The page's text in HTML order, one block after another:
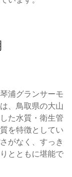
浦グランサーモ
、鳥取県の大山
た水質・衛生管
を特徴としてい
がなく、すっき
とともに堪能で